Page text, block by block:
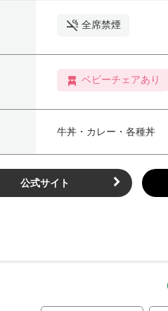
全席禁煙
ベビーチェアあり
牛丼・カレー・各種丼
公式サイト